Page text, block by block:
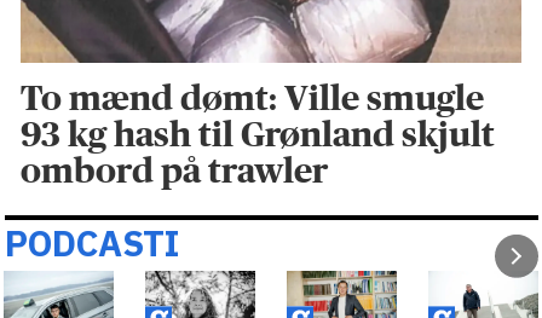
To mænd dømt: Ville smugle
93 kg hash til Grønland skjult
ombord på trawler
PODCASTI